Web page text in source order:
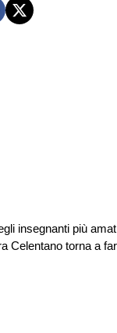
insegnanti più
Celentano torna a